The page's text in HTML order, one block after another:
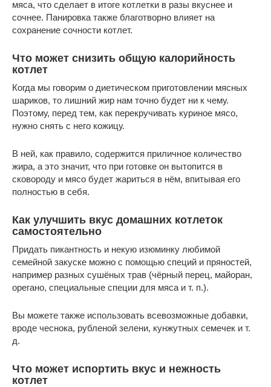
мяса, что сделает в итоге котлетки в разы вкуснее и
сочнее. Панировка также благотворно влияет на
сохранение сочности котлет.
Что может снизить общую калорийность
котлет
Когда мы говорим о диетическом приготовлении мясных
шариков, то лишний жир нам точно будет ни к чему.
Поэтому, перед тем, как перекручивать куриное мясо,
нужно снять с него кожицу.
В ней, как правило, содержится приличное количество
жира, а это значит, что при готовке он вытопится в
сковороду и мясо будет жариться в нём, впитывая его
полностью в себя.
Как улучшить вкус домашних котлеток
самостоятельно
Придать пикантность и некую изюминку любимой
семейной закуске можно с помощью специй и пряностей,
например разных сушёных трав (чёрный перец, майоран,
орегано, специальные специи для мяса и т. п.).
Вы можете также использовать всевозможные добавки,
вроде чеснока, рубленой зелени, кунжутных семечек и т.
д.
Что может испортить вкус и нежность
котлет